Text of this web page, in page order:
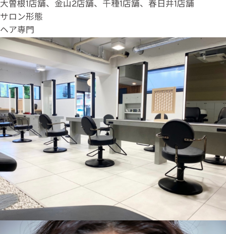
大曽根1店舗、金山2店舗、千種1店舗、春日井1店舗
サロン形態
ヘア専門